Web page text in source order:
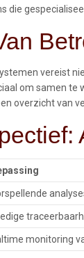
die
vereist
om samen
overzicht van
monitoring